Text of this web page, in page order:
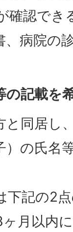
確認でき
、病院の
の記載を
と同居し
）の氏名
下記の2
月以内